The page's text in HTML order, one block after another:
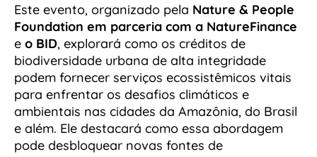
Este evento, organizado pela Nature & People
Foundation em parceria com a NatureFinance
e o BID, explorará como os créditos de
biodiversidade urbana de alta integridade
podem fornecer serviços ecossistêmicos vitais
para enfrentar os desafios climáticos e
ambientais nas cidades da Amazônia, do Brasil
e além. Ele destacará como essa abordagem
pode desbloquear novas fontes de